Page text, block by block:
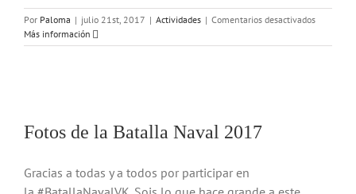
Por Paloma | julio 21st, 2017 | Actividades | Comentarios desactivadosen
CON
Más información
Fotos de la Batalla Naval 2017
Gracias a todas y a todos por participar en